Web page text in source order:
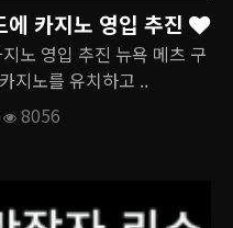
카지노 영입 추진
노 영입 추진 뉴욕 메츠 구
지노를 유치하고 ..
8056